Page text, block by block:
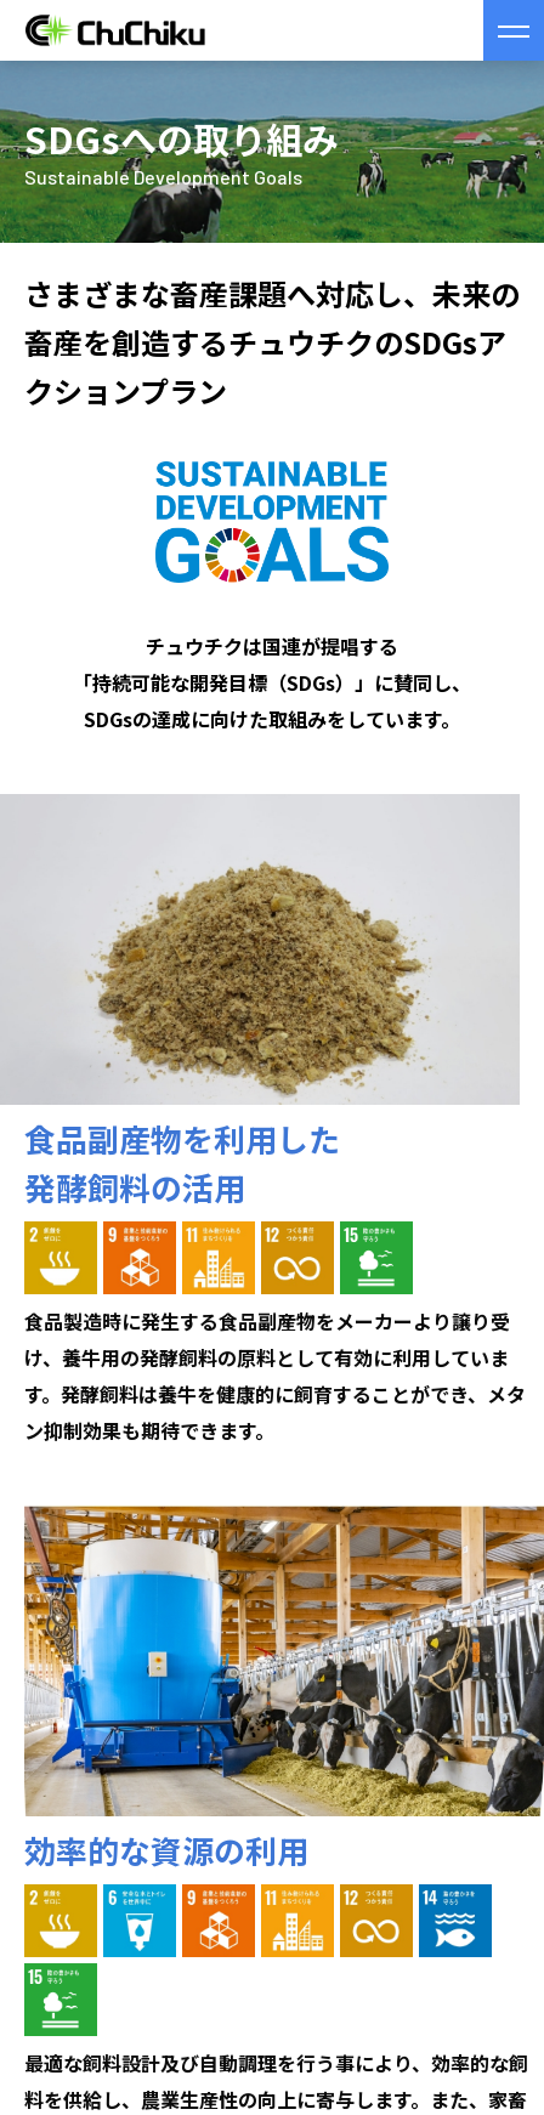
SDGsへの取り組み
Sustainable Development Goals
さまざまな畜産課題へ対応し、未来の
畜産を創造するチュウチクのSDGsア
クションプラン
チュウチクは国連が提唱する
「持続可能な開発目標（SDGs）」に賛同し、
SDGsの達成に向けた取組みをしています。
食品副産物を利用した
発酵飼料の活用
食品製造時に発生する食品副産物をメーカーより譲り受
け、養牛用の発酵飼料の原料として有効に利用していま
す。 発酵飼料は養牛を健康的に飼育することができ、メタ
ン抑制効果も期待できます。
効率的な資源の利用
最適な飼料設計及び自動調理を行う事により、効率的な飼
料を供給し、農業生産性の向上に寄与します。また、家畜